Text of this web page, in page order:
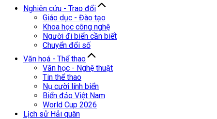
Nghiên cứu - Trao đổi
Giáo dục - Đào tạo
Khoa học công nghệ
Người đi biển cần biết
Chuyển đổi số
Văn hoá - Thể thao
Văn học - Nghệ thuật
Tin thể thao
Nụ cười lính biển
Biển đảo Việt Nam
World Cup 2026
Lịch sử Hải quân